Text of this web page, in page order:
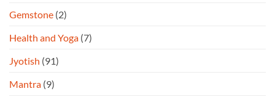
Gemstone (2)
Health and Yoga (7)
Jyotish (91)
Mantra (9)